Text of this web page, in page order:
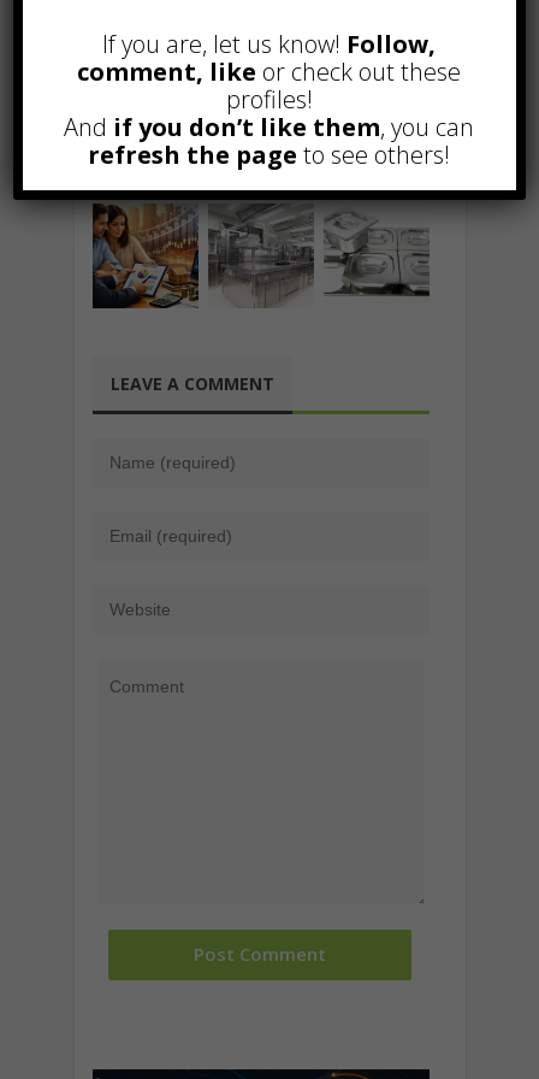
e della sicurezza nei luoghi di lavoro.
Related Posts
LEAVE A COMMENT
If you are, let us know! Follow,
comment, like or check out these
profiles!
And if you don’t like them, you can
refresh the page to see others!